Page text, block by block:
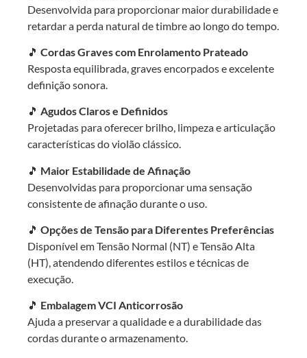
Desenvolvida para proporcionar maior durabilidade e
retardar a perda natural de timbre ao longo do tempo.
🎵 Cordas Graves com Enrolamento Prateado
Resposta equilibrada, graves encorpados e excelente
definição sonora.
🎵 Agudos Claros e Definidos
Projetadas para oferecer brilho, limpeza e articulação
características do violão clássico.
🎵 Maior Estabilidade de Afinação
Desenvolvidas para proporcionar uma sensação
consistente de afinação durante o uso.
🎵 Opções de Tensão para Diferentes Preferências
Disponível em Tensão Normal (NT) e Tensão Alta
(HT), atendendo diferentes estilos e técnicas de
execução.
🎵 Embalagem VCI Anticorrosão
Ajuda a preservar a qualidade e a durabilidade das
cordas durante o armazenamento.